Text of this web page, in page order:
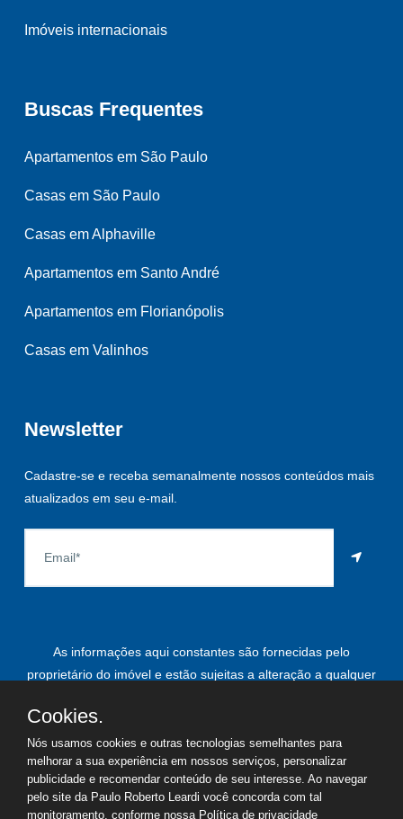
Imóveis internacionais
Buscas Frequentes
Apartamentos em São Paulo
Casas em São Paulo
Casas em Alphaville
Apartamentos em Santo André
Apartamentos em Florianópolis
Casas em Valinhos
Newsletter
Cadastre-se e receba semanalmente nossos conteúdos mais
atualizados em seu e-mail.
As informações aqui constantes são fornecidas pelo
proprietário do imóvel e estão sujeitas a alteração a qualquer
©2026Copyright - Paulo Roberto Leardi | Todos os direitos
reservados
Cookies.
Nós usamos cookies e outras tecnologias semelhantes para
melhorar a sua experiência em nossos serviços, personalizar
publicidade e recomendar conteúdo de seu interesse. Ao navegar
pelo site da Paulo Roberto Leardi você concorda com tal
monitoramento, conforme nossa Política de privacidade